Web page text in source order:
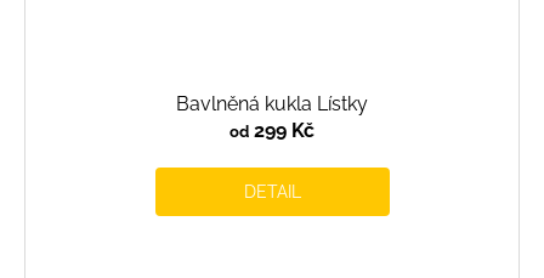
Bavlněná kukla Lístky
od 299 Kč
DETAIL